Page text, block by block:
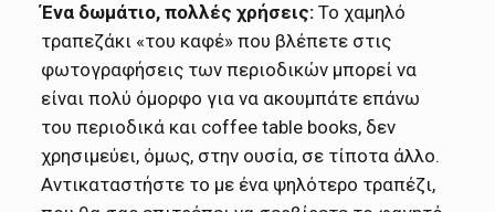
Ένα δωμάτιο, πολλές χρήσεις:Το χαμηλό
τραπεζάκι «του καφέ» που βλέπετε στις
φωτογραφήσεις των περιοδικών μπορεί να
είναι πολύ όμορφο για να ακουμπάτε επάνω
του περιοδικά και coffee table books, δεν
χρησιμεύει, όμως, στην ουσία, σε τίποτα άλλο.
Αντικαταστήστε το με ένα ψηλότερο τραπέζι,